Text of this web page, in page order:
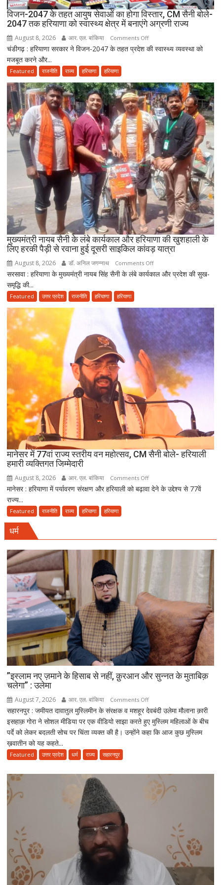
विजन-2047 के तहत आयुष सेवाओं का होगा विस्तार, CM सैनी बोले-
2047 तक हरियाणा को स्वास्थ्य क्षेत्र में बनाएंगे अग्रणी राज्य
August 8, 2026 आर. एल. बांकिया Comments Offon
विजन-2047
आयुष
सेवाओं
का
होगा
विस्तार,
CM
सैनी
बोले-
2047
तक
हरियाणा
को
स्वास्थ्य
क्षेत्र
में
बनाएंगे
अग्रणी
राज्य
चंडीगढ़ : हरियाणा सरकार ने विजन-2047 के तहत प्रदेश की स्वास्थ्य व्यवस्था को
मजबूत करने और...
Featured राजनीति राज्य हरियाणा हरियाणा
मुख्यमंत्री नायब सैनी के लंबे कार्यकाल और हरियाणा की खुशहाली के
लिए हरकी पैड़ी से रवाना हुई दूसरी साइकिल कांवड़ यात्रा
August 8, 2026 डॉ. अनिल जगन्नाथ Comments Offon
मुख्यमंत्री
लंबे
कार्यकाल
और
हरियाणा
की
खुशहाली
के
लिए
हरकी
रवाना
दूसरी
यात्रा
सरसावा : हरियाणा के मुख्यमंत्री नायब सिंह सैनी के लंबे कार्यकाल और प्रदेश की सुख-
समृद्धि की...
Featured उत्तर प्रदेश राजनीति हरियाणा हरियाणा
मानेसर में 77वां राज्य स्तरीय वन महोत्सव, CM सैनी बोले- हरियाली
हमारी व्यक्तिगत जिम्मेदारी
August 8, 2026 आर. एल. बांकिया Comments Offon
मानेसर
महोत्सव,
बोले-
हरियाली
हमारी
व्यक्तिगत
जिम्मेदारी
मानेसर : हरियाणा में पर्यावरण संरक्षण और हरियाली को बढ़ावा देने के उद्देश्य से 77वें
राज्य...
Featured राजनीति राज्य हरियाणा हरियाणा
धर्म
”इस्लाम नए ज़माने के हिसाब से नहीं, क़ुरआन और सुन्नत के मुताबिक़
चलेगा” : उलेमा
August 7, 2026 आर. एल. बांकिया Comments Offon
”इस्लाम
नए
ज़माने
नहीं,
क़ुरआन
और
उलेमा
सहारनपुर : जमीयत दावातुल मुस्लिमीन के संरक्षक व मशहूर देवबंदी उलेमा मौलाना क़ारी
इसहाक़ गोरा ने सोशल मीडिया पर एक वीडियो साझा करते हुए मुस्लिम महिलाओं के बीच
पर्दे को लेकर बदलती सोच पर चिंता व्यक्त की है। उन्होंने कहा कि आज कुछ मुस्लिम
ख़वातीन को यह कहते...
Featured उत्तर प्रदेश धर्म राज्य सहारनपुर